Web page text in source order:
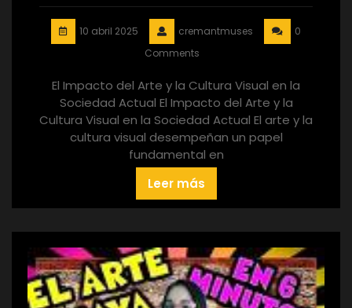
10 abril 2025 cremantmuses
0
Comments
El Impacto del Arte y la Cultura Visual en la
Sociedad Actual El Impacto del Arte y la
Cultura Visual en la Sociedad Actual El arte y la
cultura visual desempeñan un papel
fundamental en
Leer más